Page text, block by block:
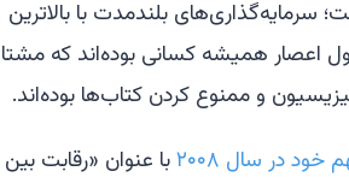
بلندمدت با بالاترین
اعصار همیشه کسانی بوده‌اند که
و ممنوع کردن کتاب‌ها بوده‌اند.
در سال ۲۰۰۸
با عنوان «رقابت بین